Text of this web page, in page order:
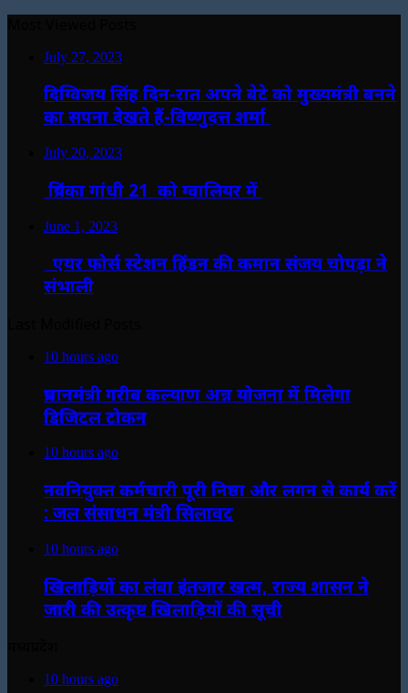
July 27, 2023
दिग्विजय सिंह दिन-रात अपने बेटे को मुख्यमंत्री बनने
का सपना देखते हैं-विष्णुदत्त शर्मा
July 20, 2023
प्रियंका गांधी 21 को ग्वालियर में
June 1, 2023
एयर फोर्स स्टेशन हिंडन की कमान संजय चोपड़ा ने
संभाली
10 hours ago
प्रधानमंत्री गरीब कल्याण अन्न योजना में मिलेगा
डिजिटल टोकन
10 hours ago
नवनियुक्त कर्मचारी पूरी निष्ठा और लगन से कार्य करें
: जल संसाधन मंत्री सिलावट
10 hours ago
खिलाड़ियों का लंबा इंतजार खत्म, राज्य शासन ने
जारी की उत्कृष्ट खिलाड़ियों की सूची
10 hours ago